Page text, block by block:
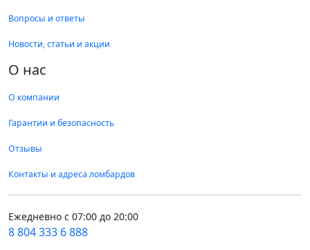
Вопросы и ответы
Новости, статьи и акции
О нас
О компании
Гарантии и безопасность
Отзывы
Контакты и адреса ломбардов
Ежедневно с 07:00 до 20:00
8 804 333 6 888